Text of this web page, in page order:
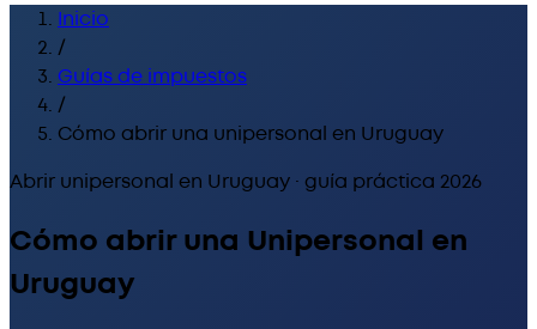
Inicio
/
Guías de impuestos
/
Cómo abrir una unipersonal en Uruguay
Abrir unipersonal en Uruguay · guía práctica 2026
Cómo abrir una Unipersonal en
Uruguay